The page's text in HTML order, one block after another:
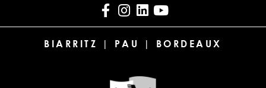
BIARRITZ | PAU | BORDEAUX